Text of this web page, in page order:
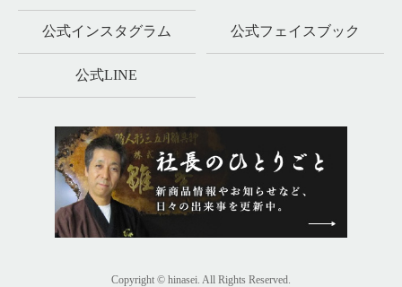
公式インスタグラム 公式フェイスブック
公式LINE
Copyright © hinasei. All Rights Reserved.